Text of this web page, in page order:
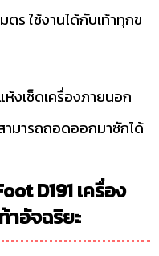
ตร ใช้งานได้กับเท้าทุกข
ห้งเช็ดเครื่องภายนอก
ามารถถอดออกมาซักได้
D191 เครื่อง
าอัจฉริยะ